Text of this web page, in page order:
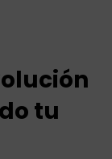
tu